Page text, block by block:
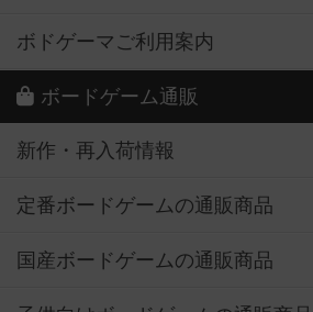
ボドゲーマご利用案内
ボードゲーム通販
新作・再入荷情報
定番ボードゲームの通販商品
国産ボードゲームの通販商品